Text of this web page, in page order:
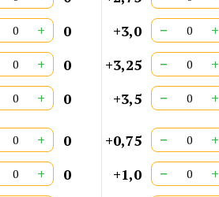
+
0
+
0
+ 0
+3,0
− +
+3,25
− +
+3,5
− +
+
0
+
0
+0,75 − +
+1,0
− +